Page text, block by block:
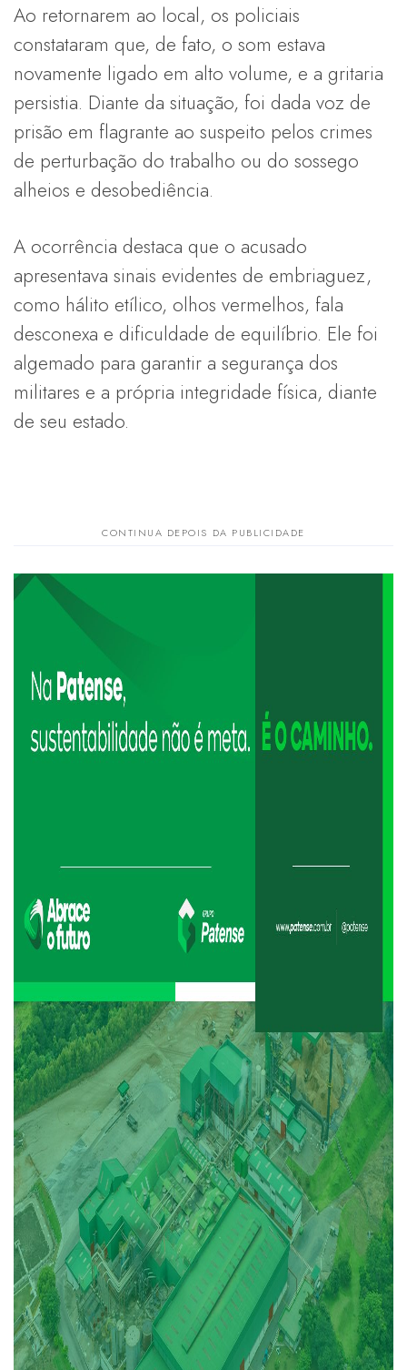
Ao retornarem ao local, os policiais
constataram que, de fato, o som estava
novamente ligado em alto volume, e a gritaria
persistia. Diante da situação, foi dada voz de
prisão em flagrante ao suspeito pelos crimes
de perturbação do trabalho ou do sossego
alheios e desobediência.
A ocorrência destaca que o acusado
apresentava sinais evidentes de embriaguez,
como hálito etílico, olhos vermelhos, fala
desconexa e dificuldade de equilíbrio. Ele foi
algemado para garantir a segurança dos
militares e a própria integridade física, diante
de seu estado.